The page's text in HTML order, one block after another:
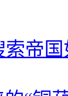
帝